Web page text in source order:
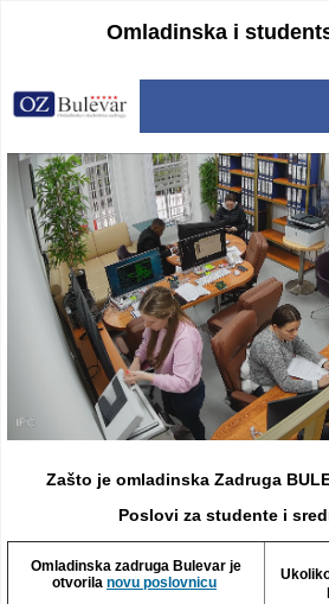
Omladinska i
Početna
Usluge
Uputstva
Cenovnik
Kontakt
Lokacija
Zašto je omladinska Zadruga
Poslovi za studente i
Omladinska zadruga Bulevar je
otvorila novu poslovnicu